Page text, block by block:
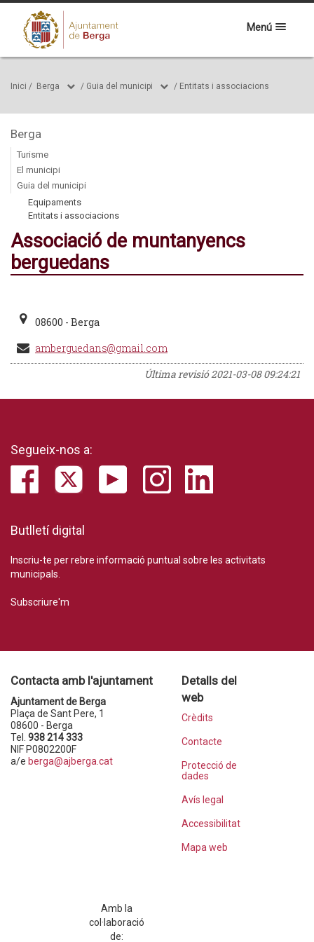
Menú
Inici / Berga / Guia del municipi / Entitats i associacions
Berga
Turisme
El municipi
Guia del municipi
Equipaments
Entitats i associacions
Associació de muntanyencs
berguedans
08600 - Berga
amberguedans@gmail.com
Última revisió2021-03-08 09:24:21
Segueix-nos a:
Butlletí digital
Inscriu-te per rebre informació puntual sobre les activitats
municipals.
Subscriure'm
Contacta amb l'ajuntament
Ajuntament de Berga
Plaça de Sant Pere, 1
08600 - Berga
Tel. 938 214 333
NIF P0802200F
a/e berga@ajberga.cat
Detalls del
web
Crèdits
Contacte
Protecció de
dades
Avís legal
Accessibilitat
Mapa web
Amb la
col·laboració
de: